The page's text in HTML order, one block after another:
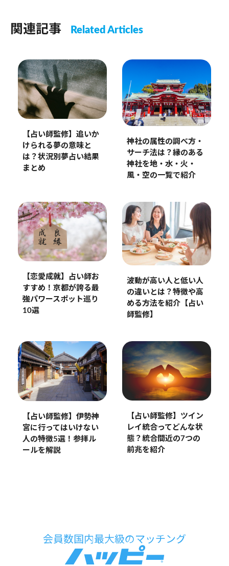
関連記事 Related Articles
【占い師監修】追いか
けられる夢の意味と
は？状況別夢占い結果
まとめ
神社の属性の調べ方・
サーチ法は？縁のある
神社を地・水・火・
風・空の一覧で紹介
【恋愛成就】占い師お
すすめ！京都が誇る最
強パワースポット巡り
10選
波動が高い人と低い人
の違いとは？特徴や高
める方法を紹介【占い
師監修】
【占い師監修】伊勢神
宮に行ってはいけない
人の特徴5選！参拝ル
ールを解説
【占い師監修】ツイン
レイ統合ってどんな状
態？統合間近の7つの
前兆を紹介